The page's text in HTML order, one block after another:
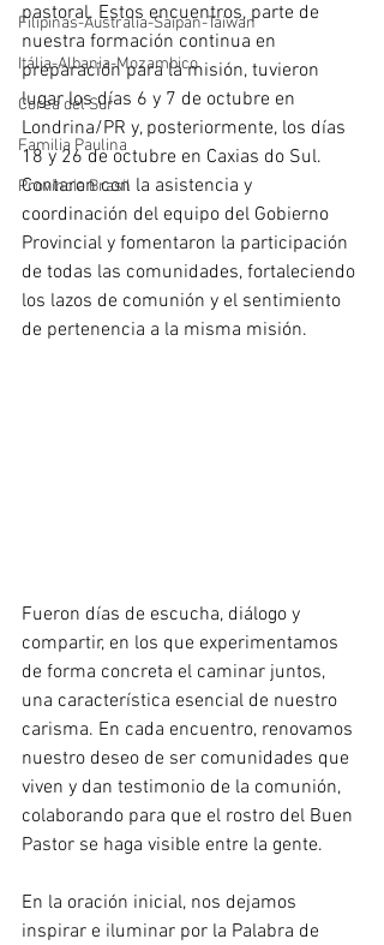
Filipinas-Australia-Saipan-Taiwan
Itália-Albania-Mozambico
Corea del Sur
Familia Paulina
Provincia Brasil
pastoral. Estos encuentros, parte de
nuestra formación continua en
preparación para la misión, tuvieron
lugar los días 6 y 7 de octubre en
Londrina/PR y, posteriormente, los días
18 y 26 de octubre en Caxias do Sul.
Contaron con la asistencia y
coordinación del equipo del Gobierno
Provincial y fomentaron la participación
de todas las comunidades, fortaleciendo
los lazos de comunión y el sentimiento
de pertenencia a la misma misión.
Fueron días de escucha, diálogo y
compartir, en los que experimentamos
de forma concreta el caminar juntos,
una característica esencial de nuestro
carisma. En cada encuentro, renovamos
nuestro deseo de ser comunidades que
viven y dan testimonio de la comunión,
colaborando para que el rostro del Buen
Pastor se haga visible entre la gente.
En la oración inicial, nos dejamos
inspirar e iluminar por la Palabra de